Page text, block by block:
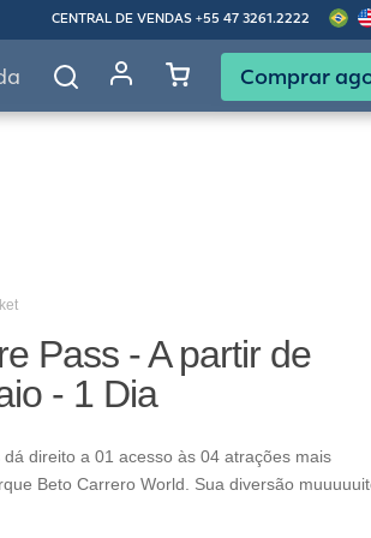
CENTRAL DE VENDAS +55 47 3261.2222
Comprar
Pass - A partir de
- 1 Dia
dá direito a 01 acesso às 04 atrações mais
Beto Carrero World. Sua diversão